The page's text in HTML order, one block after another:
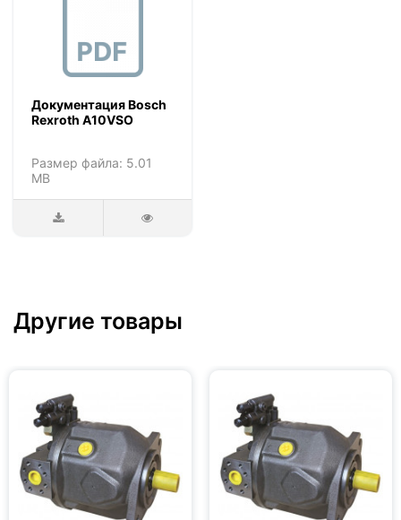
Документация Bosch
Rexroth A10VSO
Размер файла: 5.01
MB
Другие товары